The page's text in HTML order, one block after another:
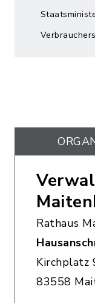
Rathaus
Kirchplatz
83558